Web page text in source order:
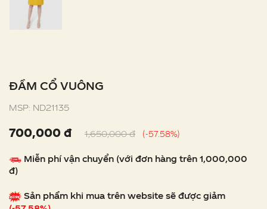
ĐẦM CỔ VUÔNG
MSP: ND21135
700,000 đ 1,650,000 đ (-57.58%)
Miễn phí vận chuyển (với đơn hàng trên 1,000,000
đ)
Sản phẩm khi mua trên website sẽ được giảm